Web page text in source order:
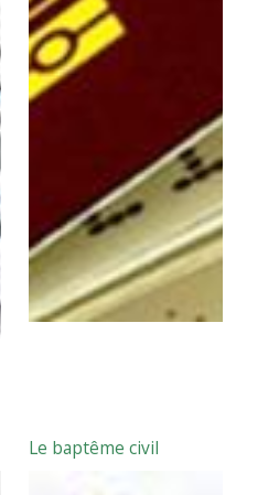
Le baptême civil